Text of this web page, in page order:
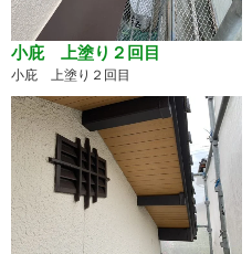
小庇 上塗り２回目
小庇 上塗り２回目